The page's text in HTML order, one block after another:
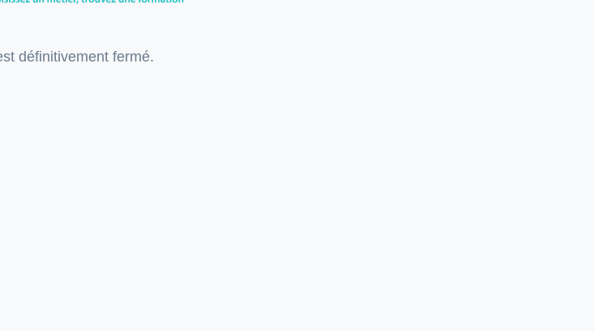
définitivement fermé.